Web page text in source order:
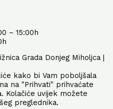
– 15:00h
Grada Donjeg Miholjca |
kako bi Vam poboljšala
na "Prihvati" prihvaćate
Kolačiće uvijek možete
preglednika.